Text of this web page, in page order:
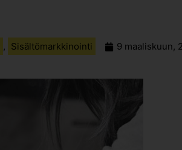
, Sisältömarkkinointi
9 maaliskuun,